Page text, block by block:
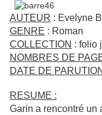
AUTEUR : Evelyne
GENRE : Roman
COLLECTION : folio
NOMBRES DE
DATE DE
RESUME :
Garin a rencontré un